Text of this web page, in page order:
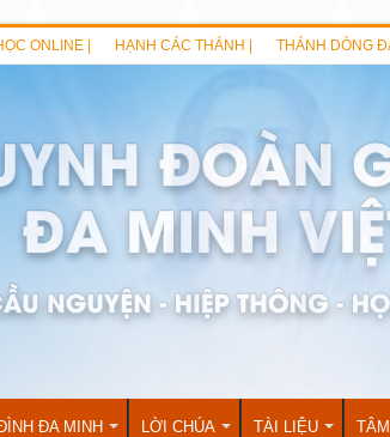
ONLINE | HẠNH CÁC THÁNH | THÁNH DÒNG
ĐA MINH LỜI CHÚA TÀI LIỆU